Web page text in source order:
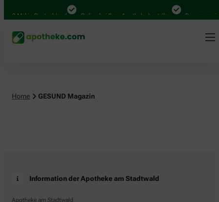
Mal in Deutschland Online bei Ihrer Apotheke bestellen Bequem
Home GESUND Magazin
Information der Apotheke am Stadtwald
Apotheke am Stadtwald